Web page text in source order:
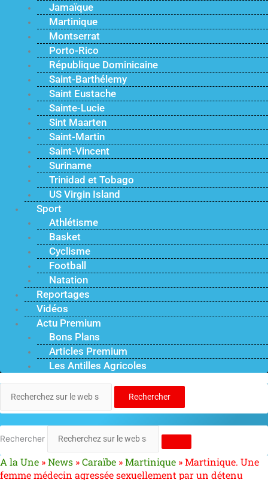
Jamaïque
Martinique
Montserrat
Porto-Rico
République Dominicaine
Saint-Barthélemy
Saint Eustache
Sainte-Lucie
Sint Maarten
Saint-Martin
Saint-Vincent
Suriname
Trinidad et Tobago
US Virgin Island
Sport
Athlétisme
Basket
Cyclisme
Football
Natation
Reportages
Vidéos
Actu Premium
Bons Plans
Articles Premium
Les Antilles Agricoles
Rechercher
Rechercher
A la Une »News »Caraïbe »Martinique »Martinique. Une
femme médecin agressée sexuellement par un détenu